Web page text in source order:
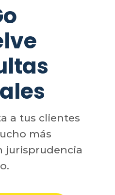
a tus clientes
más
jurisprudencia